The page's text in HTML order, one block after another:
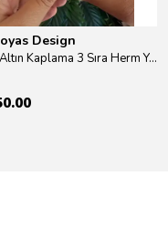
Design
14K Altın Kaplama 3 Sıra Herm Yüzük Gold